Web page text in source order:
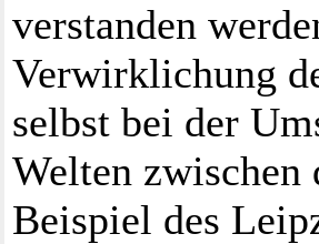
verstanden
Verwirklichung
selbst bei der
Welten zwischen
Beispiel des